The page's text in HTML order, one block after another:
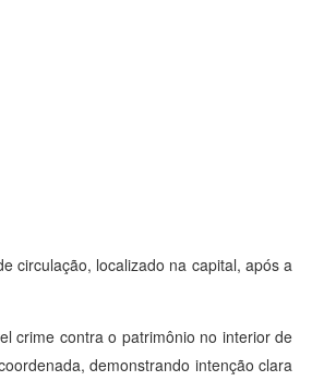
circulação, localizado na capital, após a
crime contra o patrimônio no interior de
demonstrando intenção clara